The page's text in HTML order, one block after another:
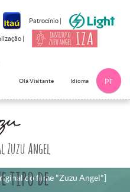
Patrocínio |
|
Olá Visitante Idioma PT
Zuzu Angel
tipo de
do filme "Zuzu Angel"]